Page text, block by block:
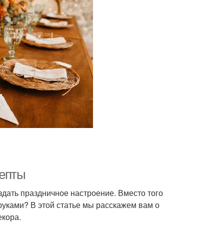
праздничное настроение. Вместо того
В этой статье мы расскажем вам о